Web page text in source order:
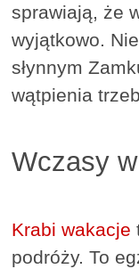
sprawiają, że
wyjątkowo.
słynnym
wątpienia
Wczasy
Krabi wakacje
podróży. To